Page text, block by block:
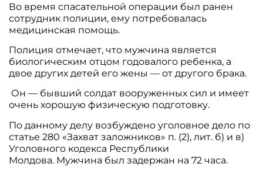
Во время спасательной операции был ранен
сотрудник полиции, ему потребовалась
медицинская помощь.
Полиция отмечает, что мужчина является
биологическим отцом годовалого ребенка, а
двое других детей его жены — от другого брака.
Он — бывший солдат вооруженных сил и имеет
очень хорошую физическую подготовку.
По данному делу возбуждено уголовное дело по
статье 280 «Захват заложников» п. (2), лит. б) и в)
Уголовного кодекса Республики
Молдова. Мужчина был задержан на 72 часа.